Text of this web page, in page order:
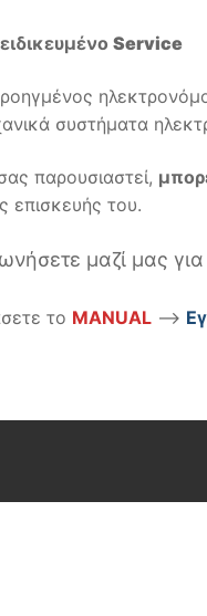
Επικοινωνία
Service
συστήματα
παρουσιαστεί,
επισκευής του.
μαζί μας
το MANUAL –>